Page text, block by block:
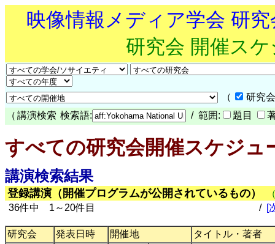
映像情報メディア学会 研
研究会 開催ス
（
研究
（ 講演検索 検索語: / 範囲: 題目
すべての研究会開催スケジュ
講演検索結果
登録講演（開催プログラムが公開されているもの）
36件中 1～20件目
/ [
研究会 発表日時 開催地
タイトル・著者